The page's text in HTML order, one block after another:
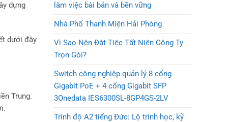
dựng
dưới đây
Trung.
làm việc bài bản và bền vững
Nhà Phố Thanh Miện Hải Phòng
Vì Sao Nên Đặt Tiệc Tất Niên Công Ty
Trọn Gói?
Switch công nghiệp quản lý 8 cổng
Gigabit PoE + 4 cổng Gigabit SFP
3Onedata IES6300SL-8GP4GS-2LV
Trình độ A2 tiếng Đức: Lộ trình học, kỹ